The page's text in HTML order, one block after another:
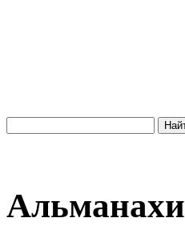
Альманахи